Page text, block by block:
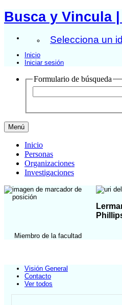
Busca y Vincula |
Selecciona un
Inicio
Iniciar sesión
Formulario de búsqueda
Menú
Inicio
Personas
Organizaciones
Investigaciones
Miembro de la facultad
Visión General
Contacto
Ver todos